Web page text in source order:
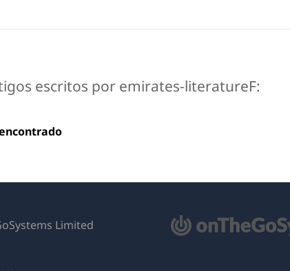
escritos por emirates-literatureF:
Limited